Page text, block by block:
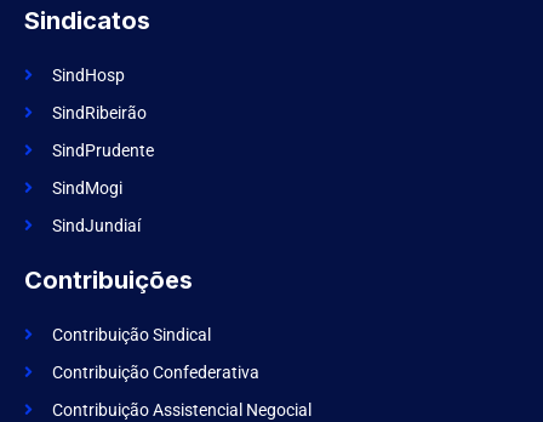
Sindicatos
SindHosp
SindRibeirão
SindPrudente
SindMogi
SindJundiaí
Contribuições
Contribuição Sindical
Contribuição Confederativa
Contribuição Assistencial Negocial